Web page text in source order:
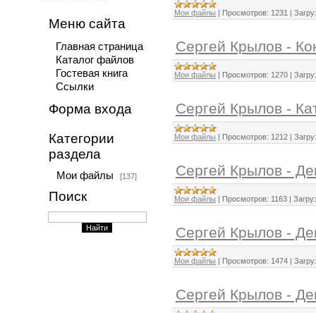
Меню сайта
Главная страница
Каталог файлов
Гостевая книга
Ссылки
Форма входа
Категории
раздела
Мои файлы [137]
Поиск
Мои файлы | Просмотров: 1231 |
Сергей Крылов -
Мои файлы | Просмотров: 1270 |
Сергей Крылов -
Мои файлы | Просмотров: 1212 |
Сергей Крылов -
Мои файлы | Просмотров: 1163 |
Сергей Крылов -
Мои файлы | Просмотров: 1474 |
Сергей Крылов -